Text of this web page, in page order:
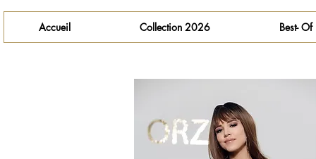
Accueil Collection 2026 Best- Of